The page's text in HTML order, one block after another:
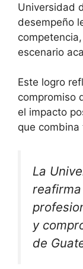
Universidad
desempeño
escenario
Este logro
compromiso
el impacto
que
La
y
de